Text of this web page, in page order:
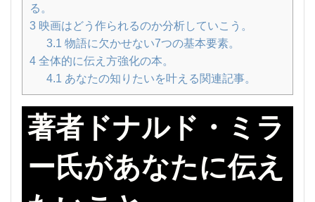
る。
3 映画はどう作られるのか分析していこう。
3.1 物語に欠かせない7つの基本要素。
4 全体的に伝え方強化の本。
4.1 あなたの知りたいを叶える関連記事。
著者ドナルド・ミラ
ー氏があなたに伝え